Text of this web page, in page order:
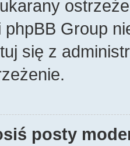
phpBB Group
się z
posty